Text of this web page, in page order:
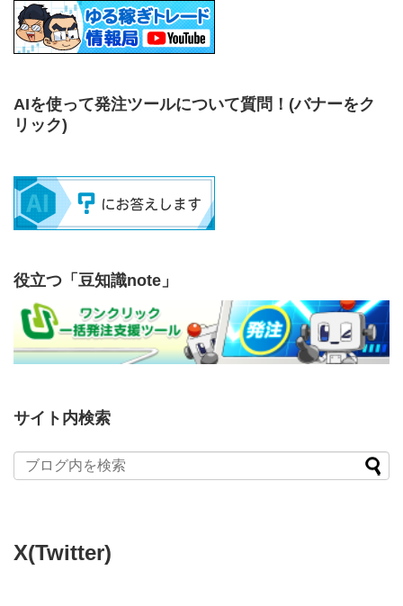
AIを使って発注ツールについて質問！ (バナーをク
リック)
役立つ「豆知識note」
サイト内検索
X(Twitter)